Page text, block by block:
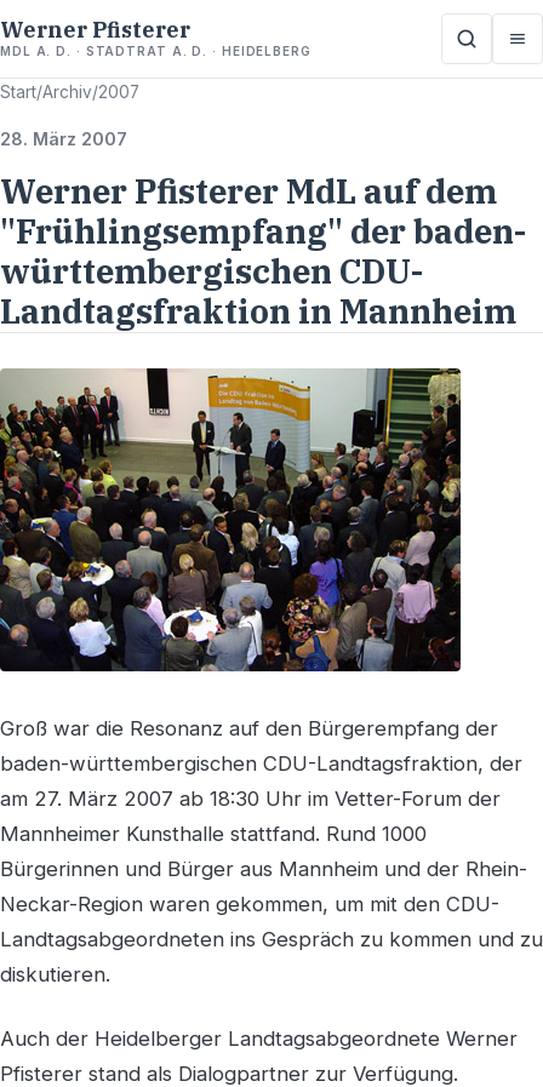
Werner Pfisterer
MDL A. D. · STADTRAT A. D. · HEIDELBERG
Start/Archiv/2007
28. März 2007
Werner Pfisterer MdL auf dem
"Frühlingsempfang" der baden-
württembergischen CDU-
Landtagsfraktion in Mannheim
Groß war die Resonanz auf den Bürgerempfang der
baden-württembergischen CDU-Landtagsfraktion, der
am 27. März 2007 ab 18:30 Uhr im Vetter-Forum der
Mannheimer Kunsthalle stattfand. Rund 1000
Bürgerinnen und Bürger aus Mannheim und der Rhein-
Neckar-Region waren gekommen, um mit den CDU-
Landtagsabgeordneten ins Gespräch zu kommen und zu
diskutieren.
Auch der Heidelberger Landtagsabgeordnete Werner
Pfisterer stand als Dialogpartner zur Verfügung.